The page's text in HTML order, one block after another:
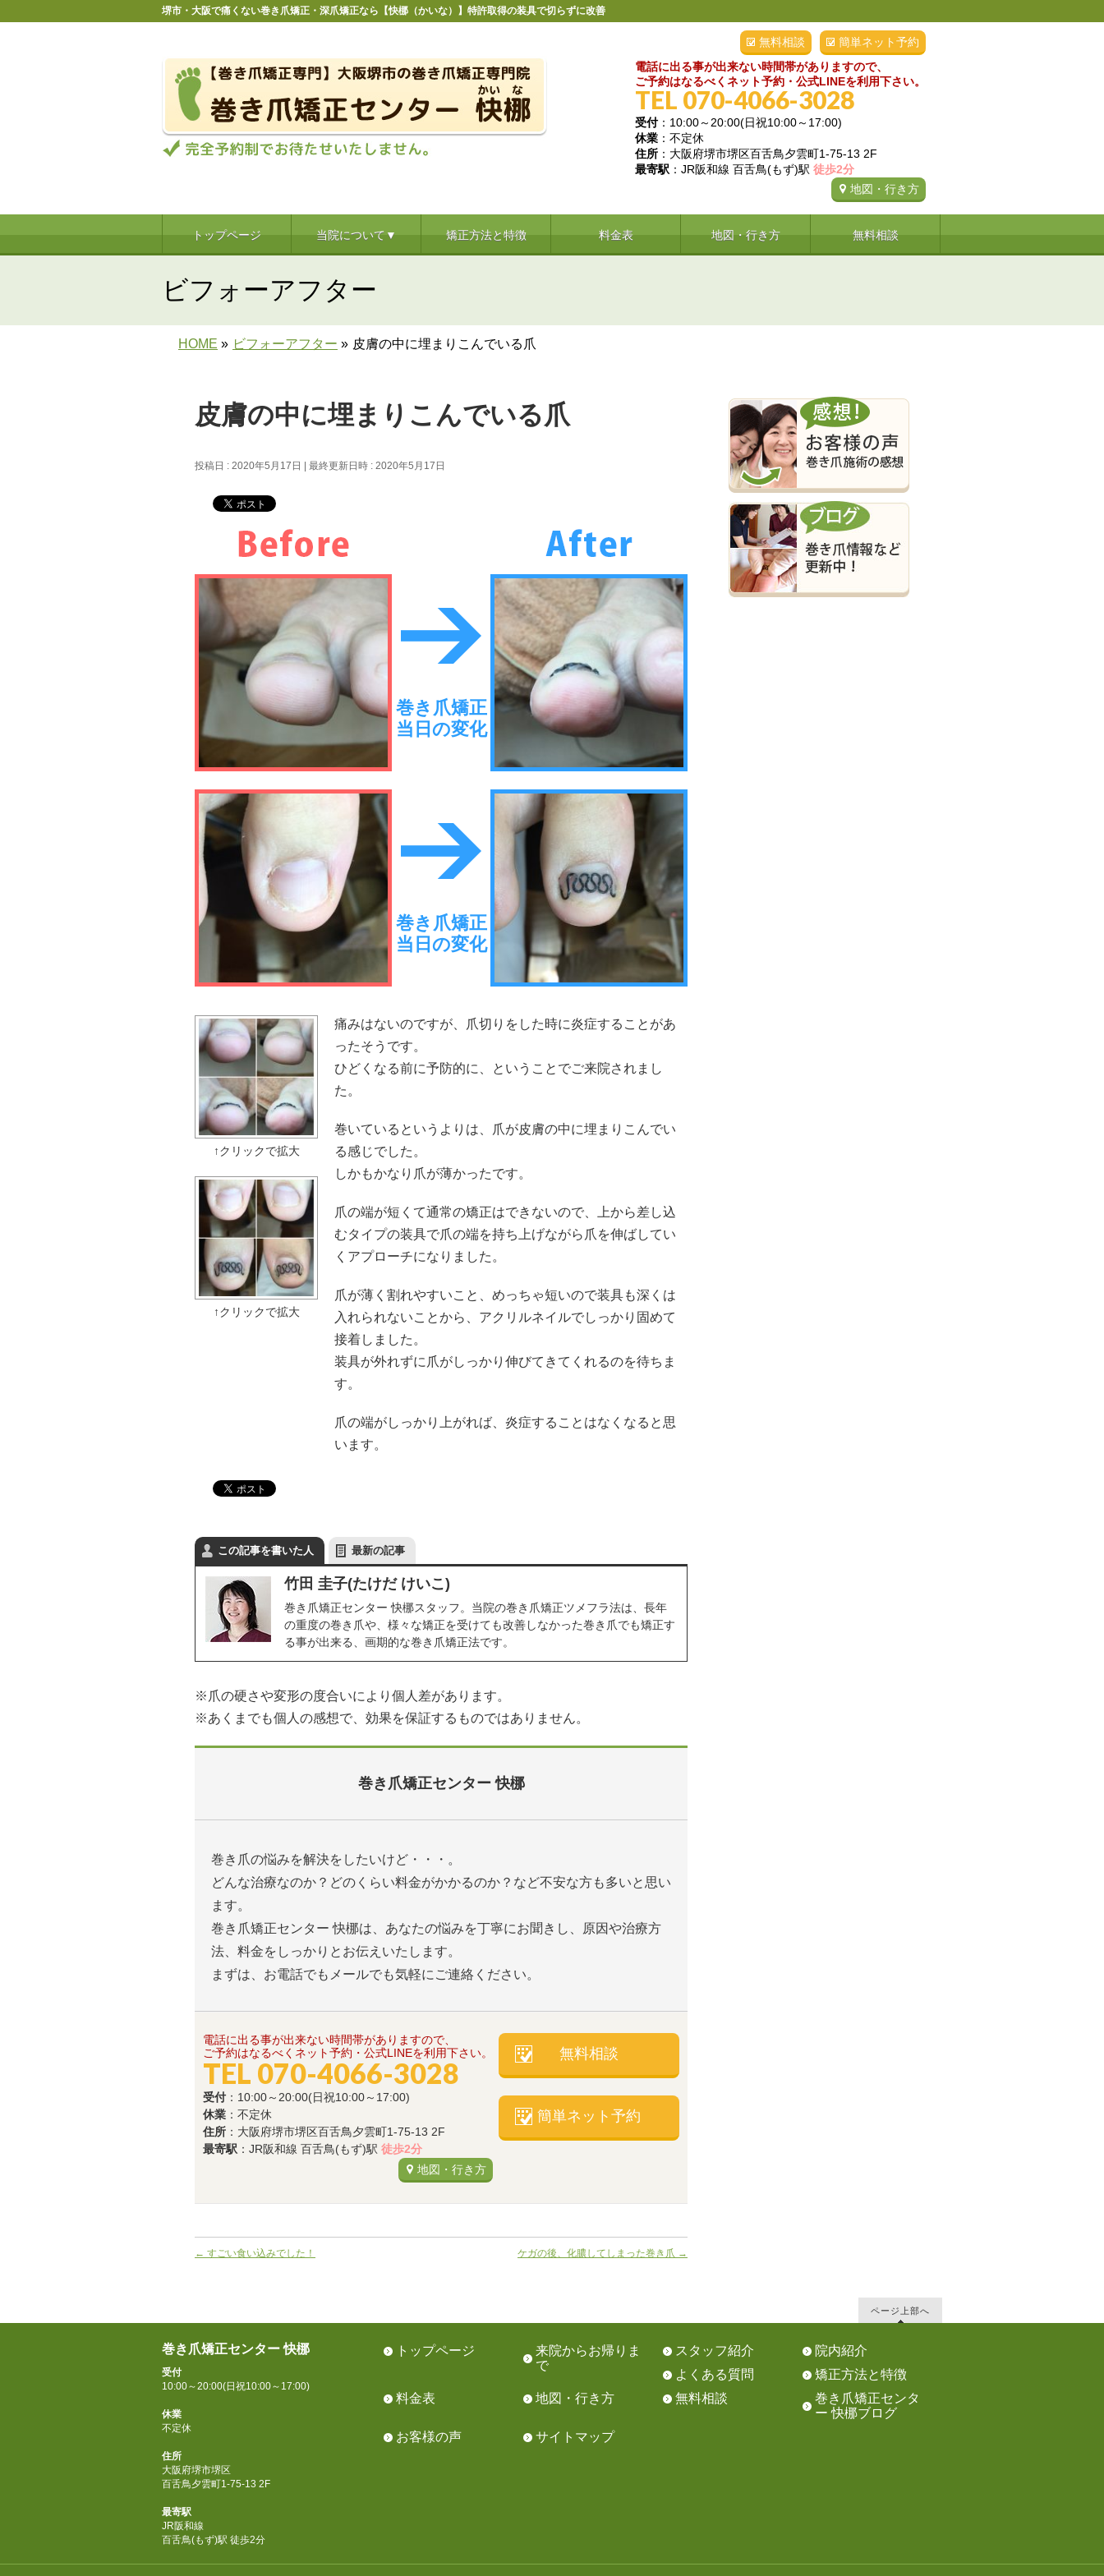
堺市・大阪で痛くない巻き爪矯正・深爪矯正なら【快梛（かいな）】特許取得の装具で切らずに改善
簡単ネット予約
無料相談
電話に出る事が出来ない時間帯がありますので、
ご予約はなるべくネット予約・公式LINEを利用下さい。
TEL 070-4066-3028
受付：10:00～20:00(日祝10:00～17:00)
休業 ：不定休
住所 ：大阪府堺市堺区百舌鳥夕雲町1-75-13 2F
最寄駅 ：JR阪和線 百舌鳥(もず)駅 徒歩2分
地図・行き方
トップページ 当院について▼ 矯正方法と特徴 料金表 地図・行き方 無料相談
ビフォーアフター
HOME » ビフォーアフター » 皮膚の中に埋まりこんでいる爪
皮膚の中に埋まりこんでいる爪
投稿日 : 2020年5月17日 最終更新日時 : 2020年5月17日
巻き爪矯正
当日の変化
巻き爪矯正
当日の変化
痛みはないのですが、爪切りをした時に炎症することがあ
ったそうです。
ひどくなる前に予防的に、ということでご来院されまし
た。
巻いているというよりは、爪が皮膚の中に埋まりこんでい
る感じでした。
しかもかなり爪が薄かったです。
爪の端が短くて通常の矯正はできないので、上から差し込
むタイプの装具で爪の端を持ち上げながら爪を伸ばしてい
くアプローチになりました。
爪が薄く割れやすいこと、めっちゃ短いので装具も深くは
入れられないことから、アクリルネイルでしっかり固めて
接着しました。
装具が外れずに爪がしっかり伸びてきてくれるのを待ちま
す。
爪の端がしっかり上がれば、炎症することはなくなると思
います。
この記事を書いた人 最新の記事
竹田 圭子(たけだ けいこ)
巻き爪矯正センター 快梛スタッフ。当院の巻き爪矯正ツメフラ法は、長年
の重度の巻き爪や、様々な矯正を受けても改善しなかった巻き爪でも矯正す
る事が出来る、画期的な巻き爪矯正法です。
※爪の硬さや変形の度合いにより個人差があります。
※あくまでも個人の感想で、効果を保証するものではありません。
巻き爪矯正センター 快梛
巻き爪の悩みを解決をしたいけど・・・。
どんな治療なのか？どのくらい料金がかかるのか？など不安な方も多いと思い
ます。
巻き爪矯正センター 快梛は、あなたの悩みを丁寧にお聞きし、原因や治療方
法、料金をしっかりとお伝えいたします。
まずは、お電話でもメールでも気軽にご連絡ください。
電話に出る事が出来ない時間帯がありますので、
ご予約はなるべくネット予約・公式LINEを利用下さい。
TEL 070-4066-3028
受付 ：10:00～20:00(日祝10:00～17:00)
休業 ：不定休
住所 ：大阪府堺市堺区百舌鳥夕雲町1-75-13 2F
最寄駅 ：JR阪和線 百舌鳥(もず)駅 徒歩2分
地図・行き方
無料相談
簡単ネット予約
← すごい食い込みでした！ ケガの後、化膿してしまった巻き爪 →
ページ上部へ
巻き爪矯正センター 快梛
受付
10:00～20:00(日祝10:00～17:00)
休業
不定休
住所
大阪府堺市堺区
百舌鳥夕雲町1-75-13 2F
最寄駅
JR阪和線
百舌鳥(もず)駅 徒歩2分
トップページ
来院からお帰りま
で
スタッフ紹介
院内紹介
よくある質問
矯正方法と特徴
料金表
地図・行き方 無料相談
巻き爪矯正センタ
ー 快梛ブログ
お客様の声
サイトマップ